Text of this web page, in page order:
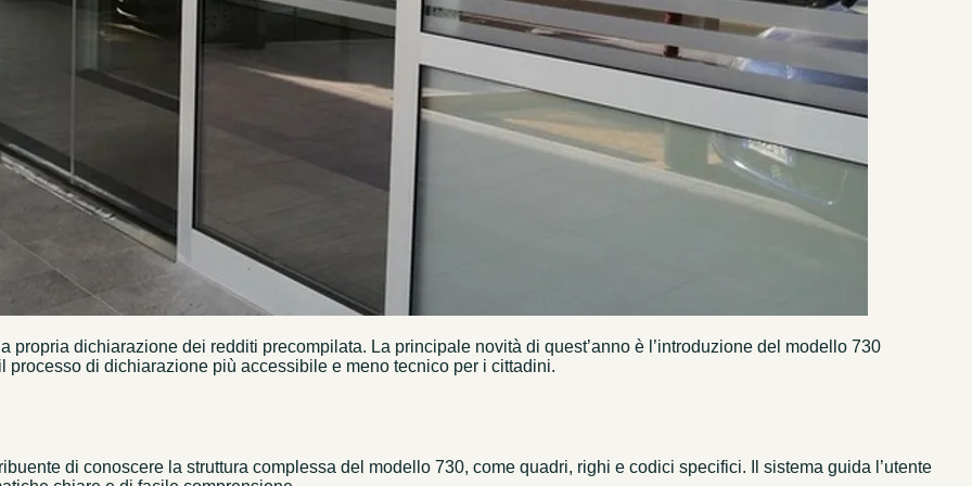
dichiarazione dei redditi precompilata. La principale novità di quest’anno è l’introduzione del modello 730
processo di dichiarazione più accessibile e meno tecnico per i cittadini.
di conoscere la struttura complessa del modello 730, come quadri, righi e codici specifici. Il sistema guida l’utente